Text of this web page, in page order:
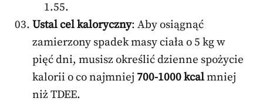
1.55.
Ustal cel kaloryczny: Aby osiągnąć
zamierzony spadek masy ciała o 5 kg w
pięć dni, musisz określić dzienne spożycie
kalorii o co najmniej 700-1000 kcalmniej
niż TDEE.